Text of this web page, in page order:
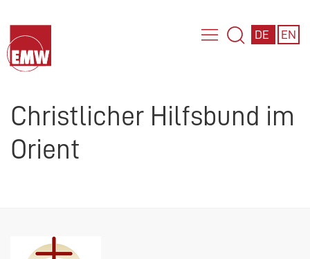
DE EN
Christlicher Hilfsbund im
Orient